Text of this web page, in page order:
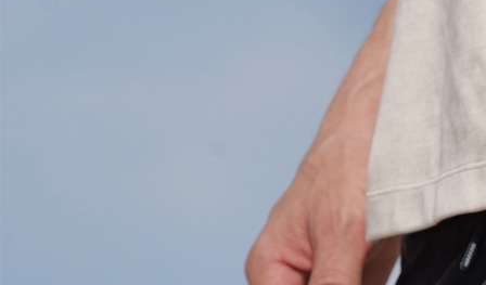
KINGKONG E1
TAB KingKong MiNi